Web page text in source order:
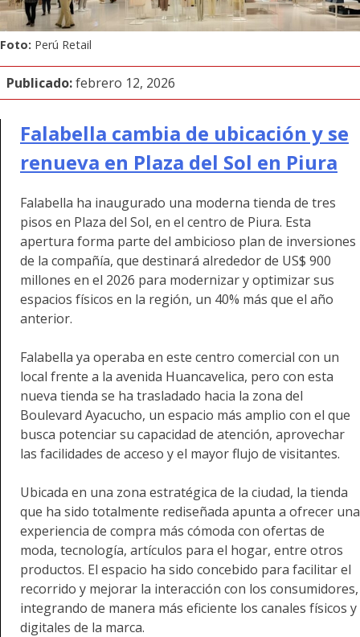
Foto: Perú Retail
Publicado:febrero 12, 2026
Falabella cambia de ubicación y se
renueva en Plaza del Sol en Piura
Falabella ha inaugurado una moderna tienda de tres
pisos en Plaza del Sol, en el centro de Piura. Esta
apertura forma parte del ambicioso plan de inversiones
de la compañía, que destinará alrededor de US$ 900
millones en el 2026 para modernizar y optimizar sus
espacios físicos en la región, un 40% más que el año
anterior.
Falabella ya operaba en este centro comercial con un
local frente a la avenida Huancavelica, pero con esta
nueva tienda se ha trasladado hacia la zona del
Boulevard Ayacucho, un espacio más amplio con el que
busca potenciar su capacidad de atención, aprovechar
las facilidades de acceso y el mayor flujo de visitantes.
Ubicada en una zona estratégica de la ciudad, la tienda
que ha sido totalmente rediseñada apunta a ofrecer una
experiencia de compra más cómoda con ofertas de
moda, tecnología, artículos para el hogar, entre otros
productos. El espacio ha sido concebido para facilitar el
recorrido y mejorar la interacción con los consumidores,
integrando de manera más eficiente los canales físicos y
digitales de la marca.